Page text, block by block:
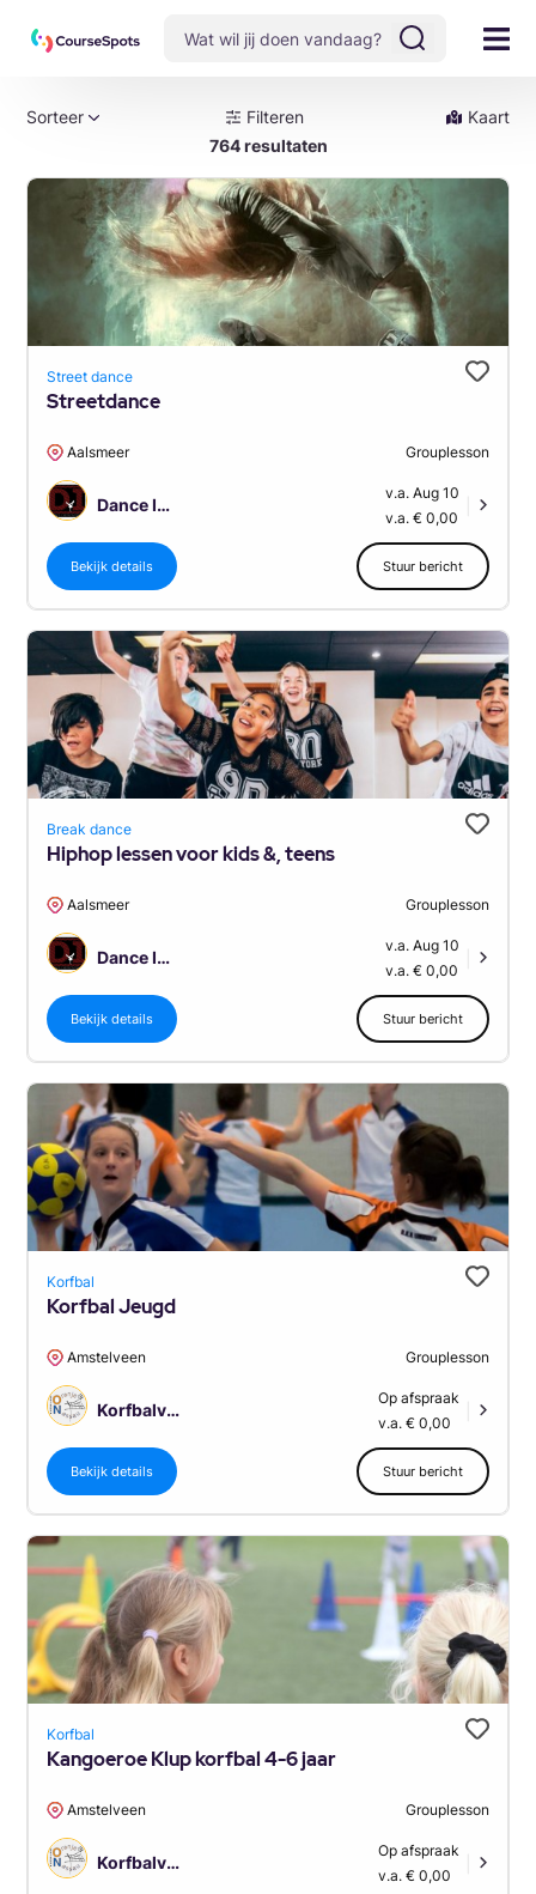
Sorteer Filteren
Kaart
764 resultaten
Street dance
Streetdance
Aalsmeer Grouplesson
Dance Improvement
v.a. Aug 10
v.a. € 0,00
Bekijk details Stuur bericht
Break dance
Hiphop lessen voor kids &, teens
Aalsmeer Grouplesson
Dance Improvement
v.a. Aug 10
v.a. € 0,00
Bekijk details Stuur bericht
Korfbal
Korfbal Jeugd
Amstelveen Grouplesson
Korfbalvereniging Oranje Nassau Amstelveen
Op afspraak
v.a. € 0,00
Bekijk details Stuur bericht
Korfbal
Kangoeroe Klup korfbal 4-6 jaar
Amstelveen Grouplesson
Korfbalvereniging Oranje Nassau Amstelveen
Op afspraak
v.a. € 0,00